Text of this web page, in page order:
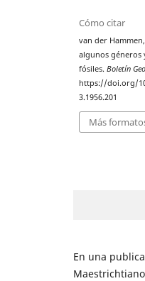
Cómo citar
van der
algunos géneros
fósiles.Boletín
https://doi.org/
3.1956.201
Más
En una
Maestrichtiano